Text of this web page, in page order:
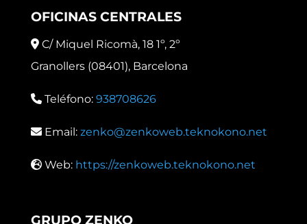
OFICINAS CENTRALES
C/ Miquel Ricomà, 18 1º, 2º
Granollers (08401), Barcelona
Teléfono: 938708626
Email: zenko@zenkoweb.teknokono.net
Web: https://zenkoweb.teknokono.net
GRUPO ZENKO